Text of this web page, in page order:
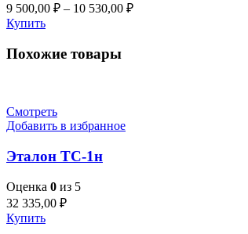
9 500,00 ₽ – 10 530,00 ₽
Купить
Похожие товары
Смотреть
Добавить в избранное
Эталон ТС-1н
Оценка 0 из 5
32 335,00 ₽
Купить